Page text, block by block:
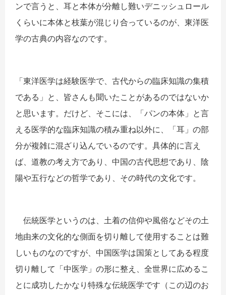
ンで言うと、耳と本体が分離し難いデニッシュロール
くらいに本体と枝葉が混じり合っているのが、東洋医
学の古典の内容なのです。
「東洋医学は経験医学で、古代からの臨床知識の集積
である」と、皆さんも聞いたことがあるのではないか
と思います。だけど、そこには、「パンの本体」と言
える医学的な臨床知識の積み重ね以外に、「耳」の部
分が複雑に混ざり込んでいるのです。具体的に言え
ば、道教の考え方であり、中国の古代思想であり、陰
陽や五行などの哲学であり、その時代の文化です。
伝統医学というのは、土着の信仰や風俗などその土
地由来の文化的な側面を切り離して使用することは難
しいものなのですが、中国医学は国策としてある程度
切り離して「中医学」の形に整え、全世界に広めるこ
とに成功したかなり特殊な伝統医学です（この辺のお